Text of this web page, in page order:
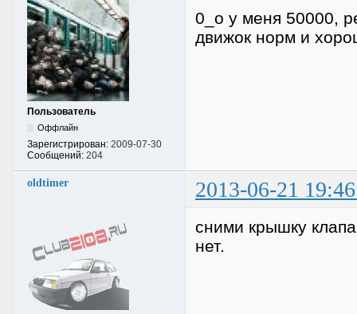
Пользователь
Оффлайн
Зарегистрирован: 2009-07-30
Сообщений: 204
0_о у меня 50000,
движок норм и
oldtimer 2013-06-21
сними крышку
нет.